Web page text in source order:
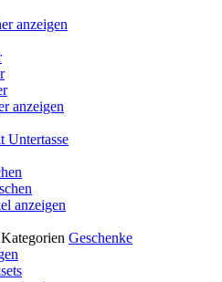
anzeigen
anzeigen
Untertasse
anzeigen
Geschenke